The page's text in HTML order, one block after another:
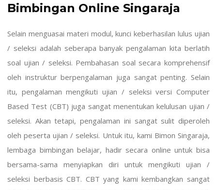
Lewati ke konten utama
Abaikan [Cocoon] About (Text with Image)
Bimbingan Online Singaraja
Selain menguasai materi modul, kunci keberhasilan lulus ujian
/ seleksi adalah seberapa banyak pengalaman kita berlatih
soal ujian / seleksi. Pembahasan soal secara komprehensif
oleh instruktur berpengalaman juga sangat penting. Selain
itu, pengalaman mengikuti ujian / seleksi versi Computer
Based Test (CBT) juga sangat menentukan kelulusan ujian /
seleksi. Akan tetapi, pengalaman ini sangat sulit diperoleh
oleh peserta ujian / seleksi. Untuk itu, kami Bimon Singaraja,
lembaga bimbingan belajar, hadir secara online untuk bisa
bersama-sama menyiapkan diri untuk mengikuti ujian /
seleksi berbasis CBT. CBT yang kami kembangkan sangat